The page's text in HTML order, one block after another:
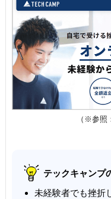
（※参照
テックキャンプ
未経験者でも挫折